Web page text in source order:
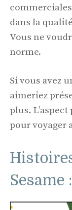
dans la
Vous ne
norme.
Si vous avez
aimeriez
plus.
pour voyager
Sesame :